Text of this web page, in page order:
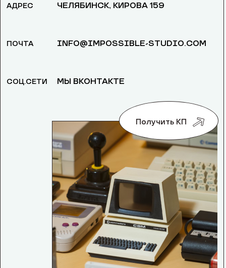
АДРЕС
ПОЧТА
СОЦ.СЕТИ
ЧЕЛЯБИНСК, ​КИРОВА 159
INFO@IMPOSSIBLE-STUDIO.COM
МЫ ВКОНТАКТЕ
Получить КП